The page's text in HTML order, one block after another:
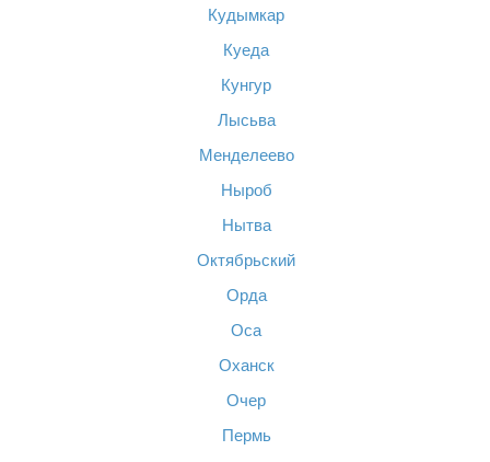
Кудымкар
Куеда
Кунгур
Лысьва
Менделеево
Ныроб
Нытва
Октябрьский
Орда
Оса
Оханск
Очер
Пермь